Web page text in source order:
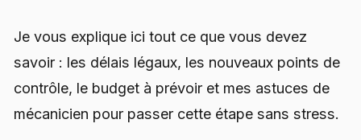
Je vous explique ici tout ce que vous devez
savoir : les délais légaux, les nouveaux points de
contrôle, le budget à prévoir et mes astuces de
mécanicien pour passer cette étape sans stress.